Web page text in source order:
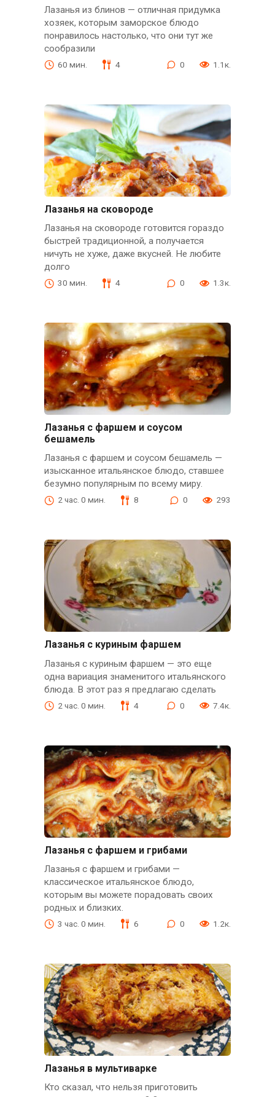
Лазанья из блинов — отличная придумка
хозяек, которым заморское блюдо
понравилось настолько, что они тут же
сообразили
60 мин. 4 0 1.1к.
Лазанья на сковороде
Лазанья на сковороде готовится гораздо
быстрей традиционной, а получается
ничуть не хуже, даже вкусней. Не любите
долго
30 мин. 4 0 1.3к.
Лазанья с фаршем и соусом
бешамель
Лазанья с фаршем и соусом бешамель —
изысканное итальянское блюдо, ставшее
безумно популярным по всему миру.
2 час. 0 мин. 8 0 293
Лазанья с куриным фаршем
Лазанья с куриным фаршем — это еще
одна вариация знаменитого итальянского
блюда. В этот раз я предлагаю сделать
2 час. 0 мин. 4 0 7.4к.
Лазанья с фаршем и грибами
Лазанья с фаршем и грибами —
классическое итальянское блюдо,
которым вы можете порадовать своих
родных и близких.
3 час. 0 мин. 6 0 1.2к.
Лазанья в мультиварке
Кто сказал, что нельзя приготовить